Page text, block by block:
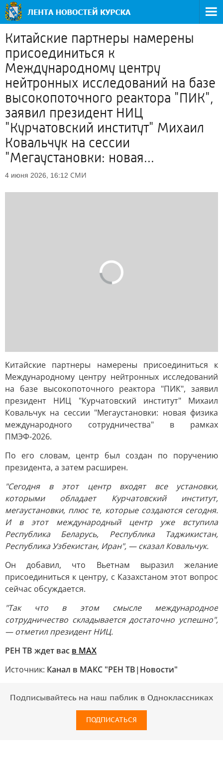
Китайские партнеры намерены
присоединиться к
Международному центру
нейтронных исследований на базе
высокопоточного реактора "ПИК",
заявил президент НИЦ
"Курчатовский институт" Михаил
Ковальчук на сессии
"Мегаустановки: новая...
4 июня 2026, 16:12 СМИ
Китайские партнеры намерены присоединиться к
Международному центру нейтронных исследований
на базе высокопоточного реактора "ПИК", заявил
президент НИЦ "Курчатовский институт" Михаил
Ковальчук на сессии "Мегаустановки: новая физика
международного сотрудничества" в рамках
ПМЭФ-2026.
По его словам, центр был создан по поручению
президента, а затем расширен.
"Сегодня в этот центр входят все установки,
которыми обладает Курчатовский институт,
мегаустановки, плюс те, которые создаются сегодня.
И в этот международный центр уже вступила
Республика Беларусь, Республика Таджикистан,
Республика Узбекистан, Иран", — сказал Ковальчук.
Он добавил, что Вьетнам выразил желание
присоединиться к центру, с Казахстаном этот вопрос
сейчас обсуждается.
"Так что в этом смысле международное
сотрудничество складывается достаточно успешно",
— отметил президент НИЦ.
РЕН ТВ ждет вас в MAX
Источник: Канал в МАКС "РЕН ТВ|Новости"
Подписывайтесь на наш паблик в Одноклассниках
ПОДПИСАТЬСЯ